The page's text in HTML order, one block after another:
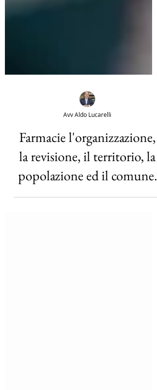
Avv Aldo Lucarelli
Farmacie l'organizzazione,
la revisione, il territorio, la
popolazione ed il comune.